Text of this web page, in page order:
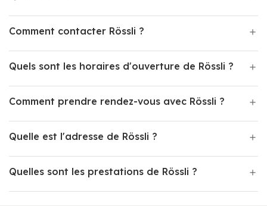
Comment contacter Rössli ?
Quels sont les horaires d'ouverture de Rössli ?
Comment prendre rendez-vous avec Rössli ?
Quelle est l'adresse de Rössli ?
Quelles sont les prestations de Rössli ?